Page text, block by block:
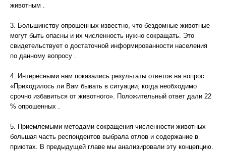
животным .
3. Большинству опрошенных известно, что бездомные животные
могут быть опасны и их численность нужно сокращать. Это
свидетельствует о достаточной информированности населения
по данному вопросу .
4. Интересными нам показались результаты ответов на вопрос
«Приходилось ли Вам бывать в ситуации, когда необходимо
срочно избавиться от животного». Положительный ответ дали 22
% опрошенных .
5. Приемлемыми методами сокращения численности животных
большая часть респондентов выбрала отлов и содержание в
приютах. В предыдущей главе мы анализировали эту концепцию.